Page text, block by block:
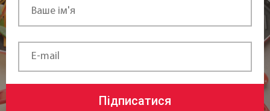
Підписатися